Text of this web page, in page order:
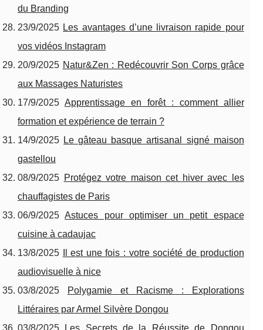
du Branding
23/9/2025 Les avantages d’une livraison rapide pour
vos vidéos Instagram
20/9/2025 Natur&Zen : Redécouvrir Son Corps grâce
aux Massages Naturistes
17/9/2025 Apprentissage en forêt : comment allier
formation et expérience de terrain ?
14/9/2025 Le gâteau basque artisanal signé maison
gastellou
08/9/2025 Protégez votre maison cet hiver avec les
chauffagistes de Paris
06/9/2025Astuces pour optimiser un petit espace
cuisine à cadaujac
13/8/2025
Il est une fois : votre société de production
audiovisuelle à nice
03/8/2025
Polygamie et Racisme : Explorations
Littéraires par Armel Silvère Dongou